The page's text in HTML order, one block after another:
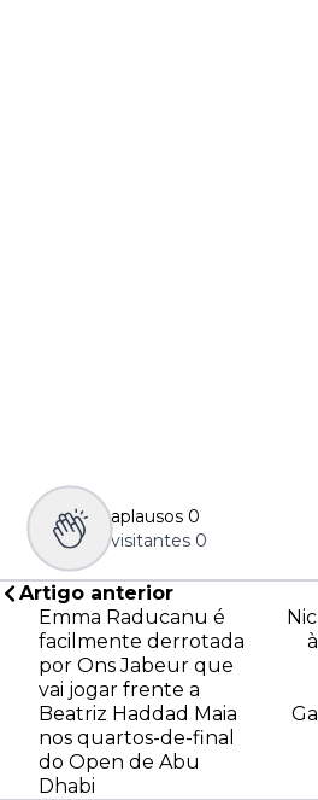
aplausos 0
visitantes 0
Artigo anterior
Emma Raducanu é
facilmente derrotada
por Ons Jabeur que
vai jogar frente a
Beatriz Haddad Maia
nos quartos-de-final
do Open de Abu
Dhabi